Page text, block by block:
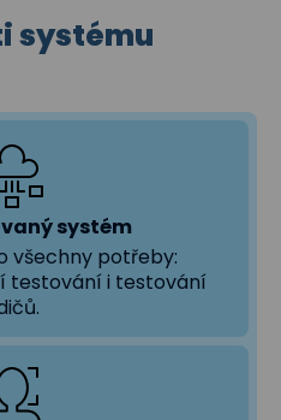
systému
systém
všechny potřeby:
testování i testování